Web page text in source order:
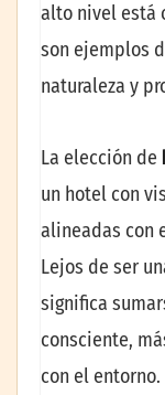
alto nivel está
son ejemplos
naturaleza y
La elección de
un hotel con
alineadas con
Lejos de ser
significa
consciente,
con el entorno.